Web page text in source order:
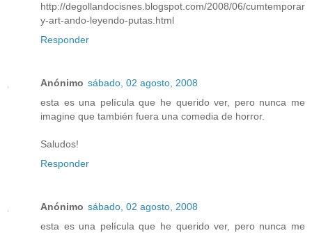
http://degollandocisnes.blogspot.com/2008/06/cumtemporar
y-art-ando-leyendo-putas.html
Responder
Anónimo sábado, 02 agosto, 2008
esta es una película que he querido ver, pero nunca me
imagine que también fuera una comedia de horror.
Saludos!
Responder
Anónimo sábado, 02 agosto, 2008
esta es una película que he querido ver, pero nunca me